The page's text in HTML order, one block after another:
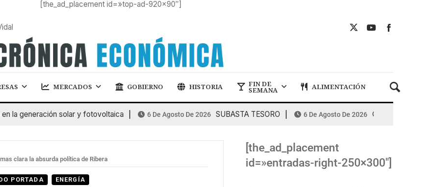
[the_ad_placement id=»top-ad-920×90″]
MERCADOS GOBIERNO HISTORIA FIN DE
SEMANA ALIMENTACIÓN
generación solar y fotovoltaica 6 De Agosto De 2026 SUBASTA TESORO 6 De Agosto De 2026 COMBUSTIBLES: la
mas clara la absurda política de Ribera
PORTADA ENERGÍA
[the_ad_placement
id=»entradas-right-250×300″]